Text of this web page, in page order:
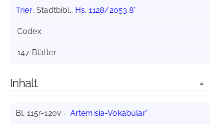
Trier, Stadtbibl., Hs. 1128/2053 8°
Codex
147 Blätter
Inhalt
Bl. 115r-120v = 'Artemisia-Vokabular'